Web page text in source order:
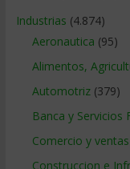
Industrias (4.874)
Aeronautica (95)
Alimentos,
Automotriz(379)
Banca y Servicios
Comercio y
Construccion e